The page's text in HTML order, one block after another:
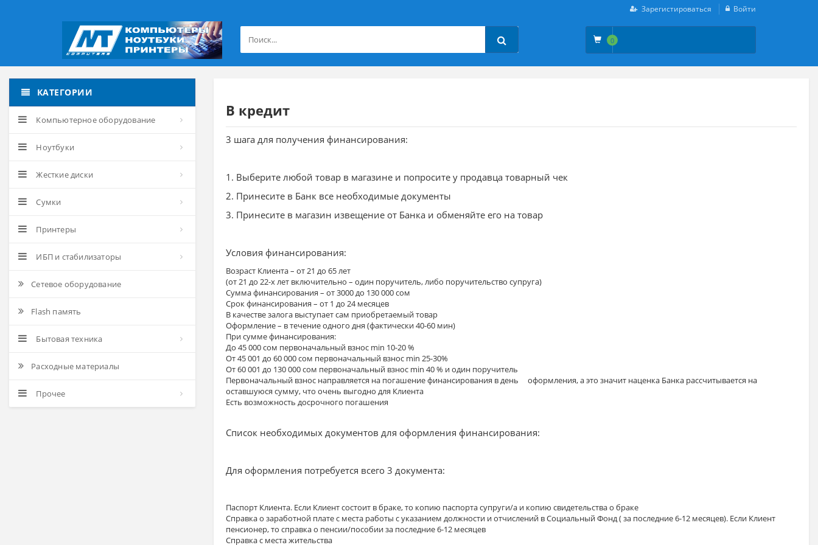
Зарегистироваться Войти
0
КАТЕГОРИИ
Компьютерное оборудование
Ноутбуки
Жесткие диски
Сумки
Принтеры
ИБП и стабилизаторы
Сетевое оборудование
Flash память
Бытовая техника
Расходные материалы
Прочее
В кредит
3 шага для получения финансирования:
1. Выберите любой товар в магазине и попросите у продавца товарный чек
2. Принесите в Банк все необходимые документы
3. Принесите в магазин извещение от Банка и обменяйте его на товар
Условия финансирования:
Возраст Клиента – от 21 до 65 лет
(от 21 до 22-х лет включительно – один поручитель, либо поручительство супруга)
Сумма финансирования – от 3000 до 130 000 сом
Срок финансирования – от 1 до 24 месяцев
В качестве залога выступает сам приобретаемый товар
Оформление – в течение одного дня (фактически 40-60 мин)
При сумме финансирования:
До 45 000 сом первоначальный взнос min 10-20 %
От 45 001 до 60 000 сом первоначальный взнос min 25-30%
От 60 001 до 130 000 сом первоначальный взнос min 40 % и один поручитель
Первоначальный взнос направляется на погашение финансирования в день оформления, а это значит наценка Банка рассчитывается на
оставшуюся сумму, что очень выгодно для Клиента
Есть возможность досрочного погашения
Список необходимых документов для оформления финансирования:
Для оформления потребуется всего 3 документа:
Паспорт Клиента. Если Клиент состоит в браке, то копию паспорта супруги/а и копию свидетельства о браке
Справка о заработной плате с места работы с указанием должности и отчислений в Социальный Фонд ( за последние 6-12 месяцев). Если Клиент
пенсионер, то справка о пенсии/пособии за последние 6-12 месяцев
Справка с места жительства